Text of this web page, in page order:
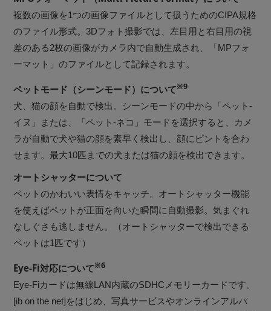
複数の画像を1つの画像ファイルとして扱うためのCIPA規格
のファイル形式。3Dフォト撮影では、左目用と右目用の視
差のある2枚の画像がカメラ内で自動生成され、「MPフォ
ーマット」のファイルとして記録されます。
ペットモード（シーンモード）について※9
犬、猫の顔を自動で検出。シーンモードの中から「ペット-
イヌ」または、「ペット-ネコ」モードを選択すると、カメ
ラが自動で犬や猫の顔を素早く検出し、顔にピントを合わ
せます。最大10匹までの犬または猫の顔を検出できます。
オートシャッターについて
ペットのかわいい表情をキャッチ。オートシャッター機能
を使えばペットが正面を向いた瞬間に自動撮影。気まぐれ
なしぐさも逃しません。（オートシャッターで検出できる
ペットは1匹です）
Eye-Fi対応について※6
Eye-Fiカードは無線LAN内蔵のSDHCメモリーカードです。
[ib on the net]をはじめ、写真サービスやオンラインアルバ